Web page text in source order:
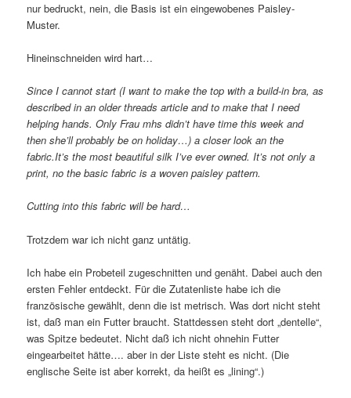
nur bedruckt, nein, die Basis ist ein eingewobenes Paisley-
Muster.
Hineinschneiden wird hart…
Since I cannot start (I want to make the top with a build-in bra, as
described in an older threads article and to make that I need
helping hands. Only Frau mhs didn’t have time this week and
then she’ll probably be on holiday…) a closer look an the
fabric.It’s the most beautiful silk I’ve ever owned. It’s not only a
print, no the basic fabric is a woven paisley pattern.
Cutting into this fabric will be hard…
Trotzdem war ich nicht ganz untätig.
Ich habe ein Probeteil zugeschnitten und genäht. Dabei auch den
ersten Fehler entdeckt. Für die Zutatenliste habe ich die
französische gewählt, denn die ist metrisch. Was dort nicht steht
ist, daß man ein Futter braucht. Stattdessen steht dort „dentelle“,
was Spitze bedeutet. Nicht daß ich nicht ohnehin Futter
eingearbeitet hätte…. aber in der Liste steht es nicht. (Die
englische Seite ist aber korrekt, da heißt es „lining“.)